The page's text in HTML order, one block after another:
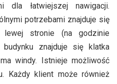
dla łatwiejszej nawigacji.
potrzebami znajduje się
stronie (na godzinie
znajduje się klatka
windy. Istnieje możliwość
Każdy klient może również